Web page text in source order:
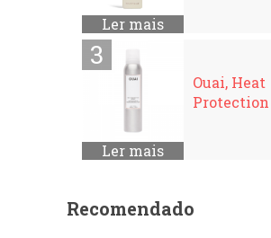
Ler mais
Ouai, Heat
Ler mais
Recomendado